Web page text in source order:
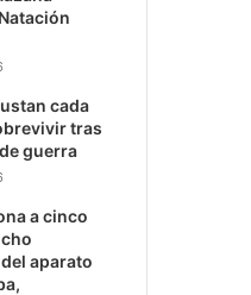
cada
tras
guerra
a cinco
aparato